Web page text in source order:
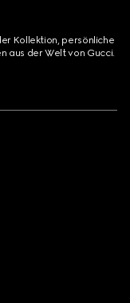
Kollektion, persönliche
aus der Welt von Gucci.